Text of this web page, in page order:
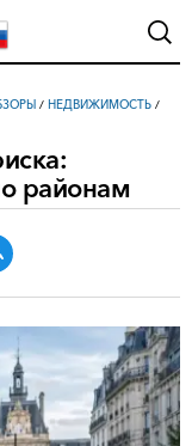
/ НЕДВИЖИМОСТЬ /
районам